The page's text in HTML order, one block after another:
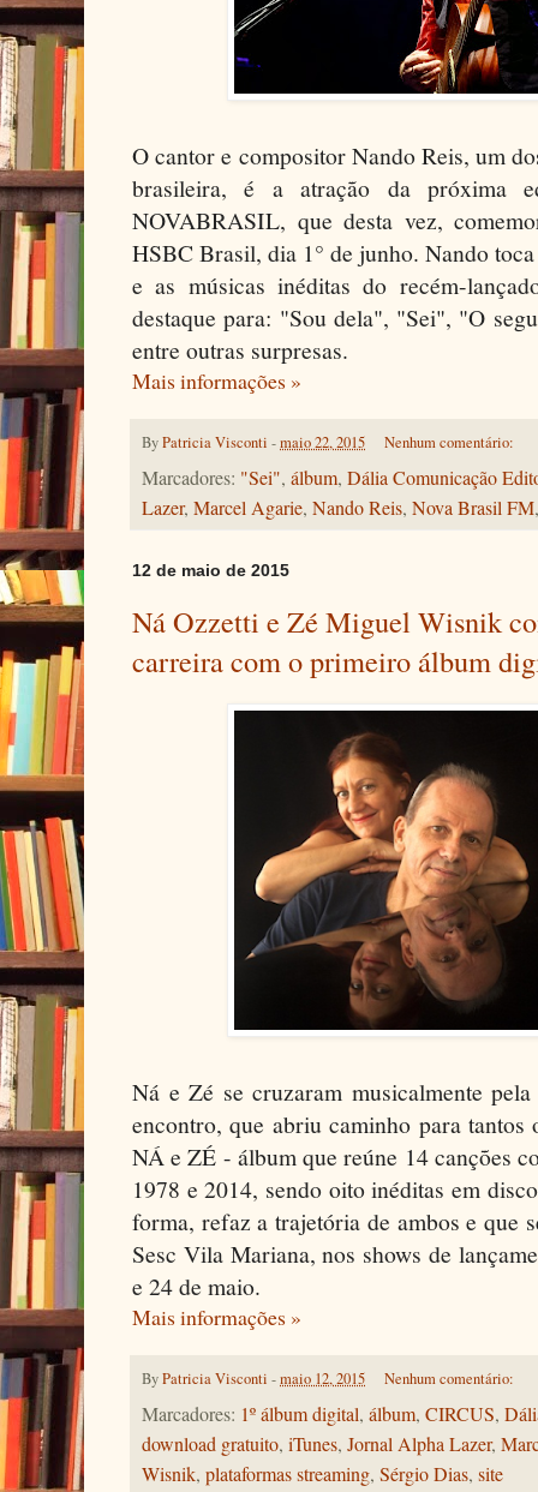
O cantor e compositor Nando Reis, um
brasileira, é a atração da próxima
NOVABRASIL, que desta vez,
HSBC Brasil, dia 1° de junho. Nando
e as músicas inéditas do recém-
destaque para: "Sou dela", "Sei", "O
entre outras surpresas.
Mais informações »
ByPatricia Visconti -maio 22, 2015 Nenhum comentário:
Marcadores: "Sei", álbum, Dália Comunicação
Lazer, Marcel Agarie, Nando Reis, Nova Brasil FM
12 de maio de 2015
Ná Ozzetti e Zé Miguel Wisnik
carreira com o primeiro álbum
Ná e Zé se cruzaram musicalmente
encontro, que abriu caminho para tantos
NÁ e ZÉ - álbum que reúne 14 canções
1978 e 2014, sendo oito inéditas em
forma, refaz a trajetória de ambos e que
Sesc Vila Mariana, nos shows de
e 24 de maio.
Mais informações »
ByPatricia Visconti -maio 12, 2015 Nenhum comentário:
Marcadores: 1º álbum digital, álbum, CIRCUS,
download gratuito, iTunes, Jornal Alpha Lazer,
Wisnik, plataformas streaming, Sérgio Dias, site